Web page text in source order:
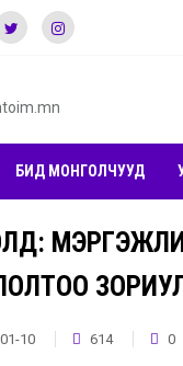
БИД МОНГОЛЧУУД
10 614 0